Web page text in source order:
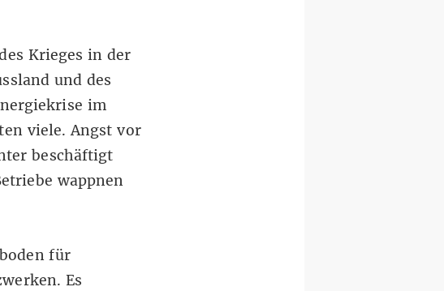
Krieges in der
und des
im
viele. Angst vor
beschäftigt
wappnen
für
Es